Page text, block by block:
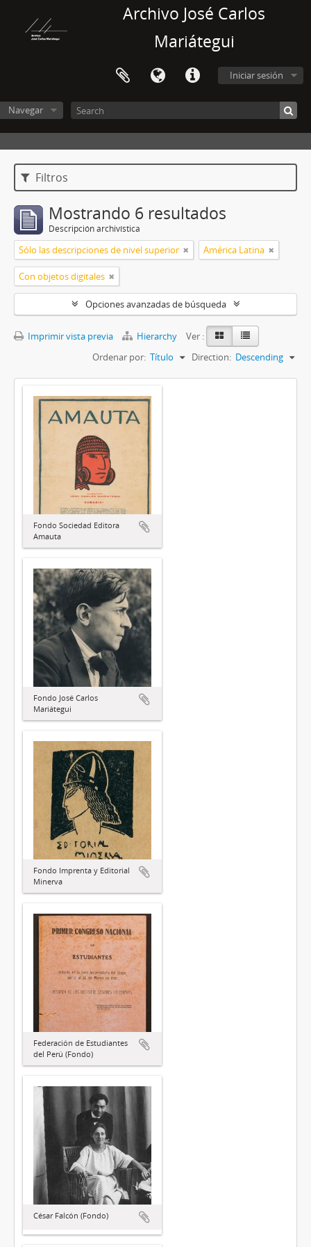
Archivo José Carlos
Mariátegui
Iniciar sesión
Navegar
Filtros
Mostrando 6 resultados
Descripción archivística
Sólo las descripciones de nivel superior América Latina
Con objetos digitales
Opciones avanzadas de búsqueda
Imprimir vista previa Hierarchy
Ver :
Ordenar por: Título Direction: Descending
Fondo Sociedad Editora
Amauta
Fondo José Carlos
Mariátegui
Fondo Imprenta y Editorial
Minerva
Federación de Estudiantes
del Perú (Fondo)
César Falcón (Fondo)